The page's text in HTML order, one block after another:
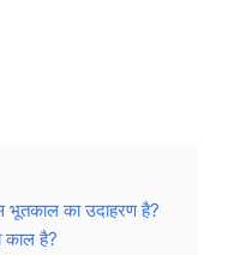
भूतकाल का उदाहरण है?
काल है?